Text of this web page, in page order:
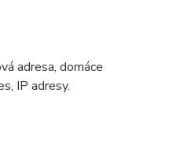
adresa, domáce
IP adresy.